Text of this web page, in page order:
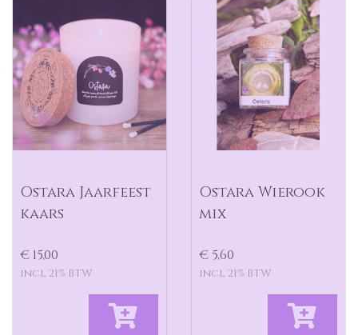
Ostara Jaarfeest
kaars
€ 15,00
incl 21% BTW
Ostara Wierook
mix
€ 5,60
incl 21% BTW